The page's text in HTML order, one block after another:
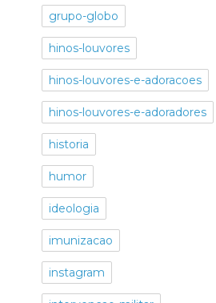
grupo-globo
hinos-louvores
hinos-louvores-e-adoracoes
hinos-louvores-e-adoradores
historia
humor
ideologia
imunizacao
instagram